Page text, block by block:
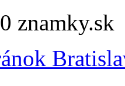
znamky.sk